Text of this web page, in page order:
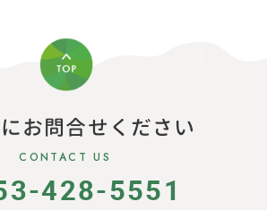
お問合せください
CONTACT US
428-5551